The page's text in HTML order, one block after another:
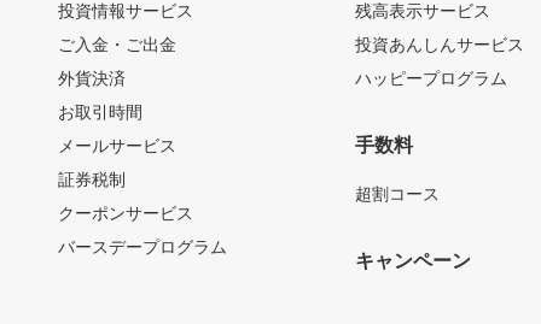
投資情報サービス
ご入金・ご出金
外貨決済
お取引時間
メールサービス
証券税制
クーポンサービス
バースデープログラム
残高表示サービス
投資あんしんサービス
ハッピープログラム
手数料
超割コース
キャンペーン